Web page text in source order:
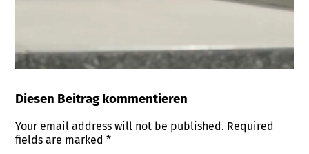
Diesen Beitrag kommentieren
Your email address will not be published. Required
fields are marked*